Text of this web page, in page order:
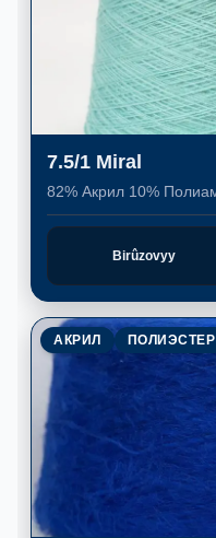
7.5/1 Miral
82% Акрил 10%
Birûzovyy
АКРИЛ ПОЛИЭСТЕР